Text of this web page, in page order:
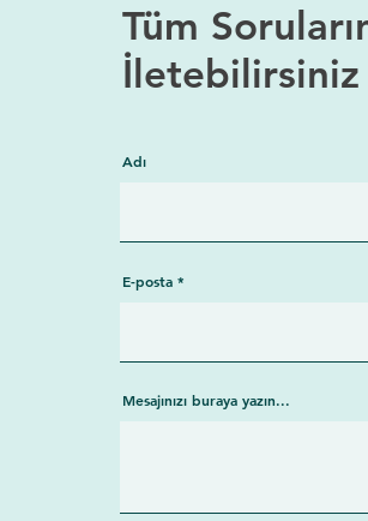
Tüm
İletebilirsiniz
Adı
E-posta
Mesajınızı buraya yazın...